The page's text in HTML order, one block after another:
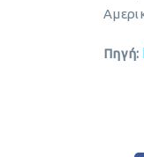
Πηγή: